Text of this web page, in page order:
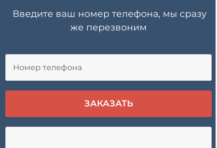
Введите ваш номер телефона, мы сразу
же перезвоним